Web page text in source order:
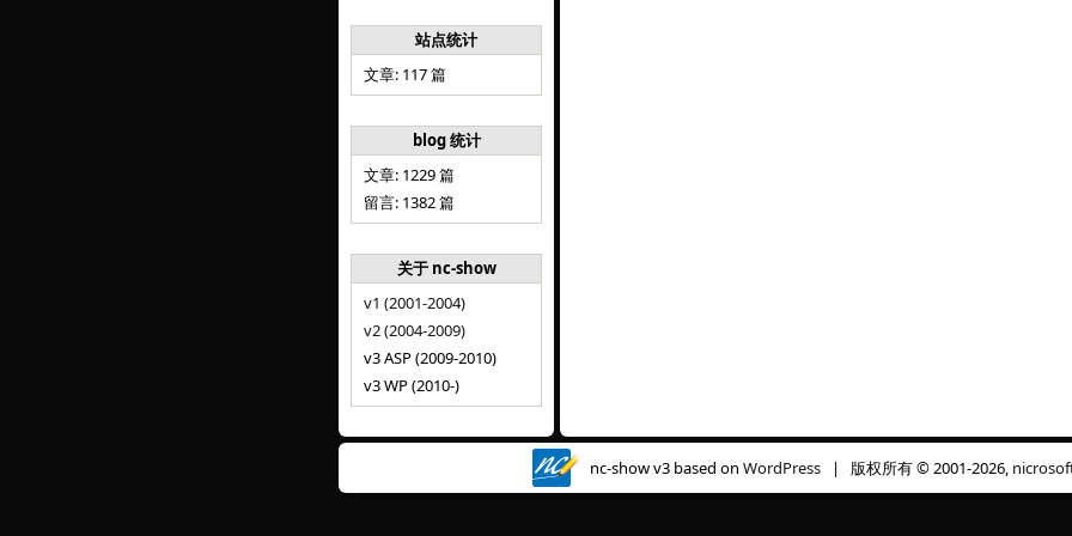
站点统计
文章: 117 篇
blog 统计
文章: 1229 篇
留言: 1382 篇
关于 nc-show
v1 (2001-2004)
v2 (2004-2009)
v3 ASP (2009-2010)
v3 WP (2010-)
nc-show v3 based on WordPress | 版权所有 © 2001-2026,